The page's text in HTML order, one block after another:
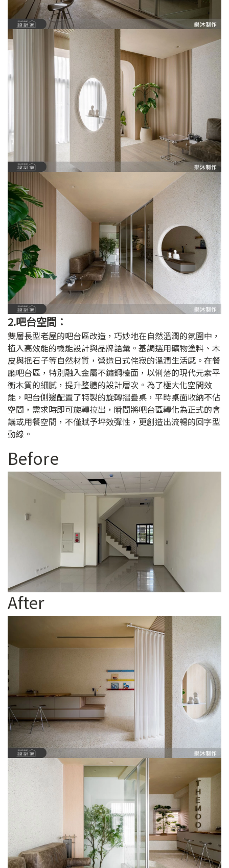
2.吧台空間：
雙層長型老屋的吧台區改造，巧妙地在自然溫潤的氛圍中，
植入高效能的機能設計與品牌語彙。基調選用礦物塗料、木
皮與抿石子等自然材質，營造日式侘寂的溫潤生活感。在餐
廳吧台區，特別融入金屬不鏽鋼檯面，以俐落的現代元素平
衡木質的細膩，提升整體的設計層次。為了極大化空間效
能，吧台側邊配置了特製的旋轉摺疊桌，平時桌面收納不佔
空間，需求時即可旋轉拉出，瞬間將吧台區轉化為正式的會
議或用餐空間，不僅賦予坪效彈性，更創造出流暢的回字型
動線。
Before
After